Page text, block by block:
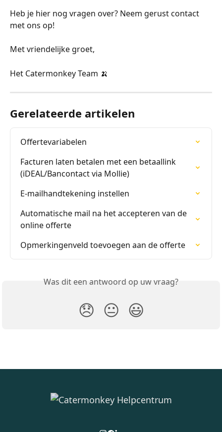
Heb je hier nog vragen over? Neem gerust contact
met ons op!
Met vriendelijke groet,
Het Catermonkey Team 🍌
Gerelateerde artikelen
Offertevariabelen
Facturen laten betalen met een betaallink
(iDEAL/Bancontact via Mollie)
E-mailhandtekening instellen
Automatische mail na het accepteren van de
online offerte
Opmerkingenveld toevoegen aan de offerte
Was dit een antwoord op uw vraag?
😞 😐 😃